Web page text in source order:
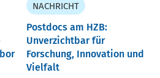
NACHRICHT
Postdocs am HZB:
Unverzichtbar für
Forschung, Innovation und
Vielfalt